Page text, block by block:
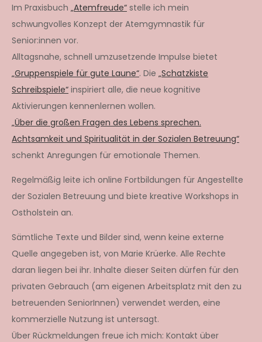
Im Praxisbuch „Atemfreude“ stelle ich mein
schwungvolles Konzept der Atemgymnastik für
Senior:innen vor.
Alltagsnahe, schnell umzusetzende Impulse bietet
„Gruppenspiele für gute Laune“. Die „Schatzkiste
Schreibspiele“ inspiriert alle, die neue kognitive
Aktivierungen kennenlernen wollen.
„Über die großen Fragen des Lebens sprechen.
Achtsamkeit und Spiritualität in der Sozialen Betreuung“
schenkt Anregungen für emotionale Themen.
Regelmäßig leite ich online Fortbildungen für Angestellte
der Sozialen Betreuung und biete kreative Workshops in
Ostholstein an.
Sämtliche Texte und Bilder sind, wenn keine externe
Quelle angegeben ist, von Marie Krüerke. Alle Rechte
daran liegen bei ihr. Inhalte dieser Seiten dürfen für den
privaten Gebrauch (am eigenen Arbeitsplatz mit den zu
betreuenden SeniorInnen) verwendet werden, eine
kommerzielle Nutzung ist untersagt.
Über Rückmeldungen freue ich mich: Kontakt über